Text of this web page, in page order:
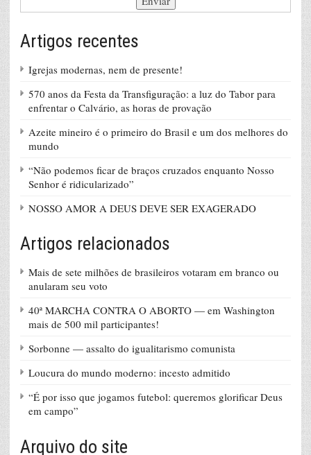
Artigos recentes
Igrejas modernas, nem de presente!
570 anos da Festa da Transfiguração: a luz do Tabor para
enfrentar o Calvário, as horas de provação
Azeite mineiro é o primeiro do Brasil e um dos melhores do
mundo
“Não podemos ficar de braços cruzados enquanto Nosso
Senhor é ridicularizado”
NOSSO AMOR A DEUS DEVE SER EXAGERADO
Artigos relacionados
Mais de sete milhões de brasileiros votaram em branco ou
anularam seu voto
40ª MARCHA CONTRA O ABORTO — em Washington
mais de 500 mil participantes!
Sorbonne — assalto do igualitarismo comunista
Loucura do mundo moderno: incesto admitido
“É por isso que jogamos futebol: queremos glorificar Deus
em campo”
Arquivo do site